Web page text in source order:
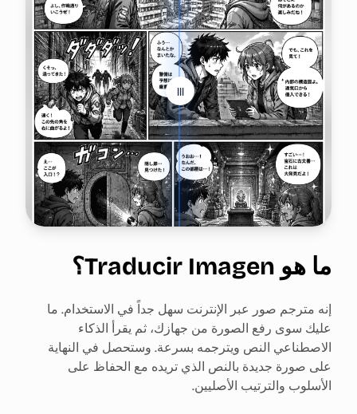
ما هو Traducir Imagen؟
إنه مترجم صور عبر الإنترنت سهل جداً في الاستخدام. ما
عليك سوى رفع الصورة من جهازك، ثم يقرأ الذكاء
الاصطناعي النص ويترجمه بسرعة. وستحصل في النهاية
على صورة جديدة بالنص الذي تريده مع الحفاظ على
الأسلوب والترتيب الأصليين.
|||